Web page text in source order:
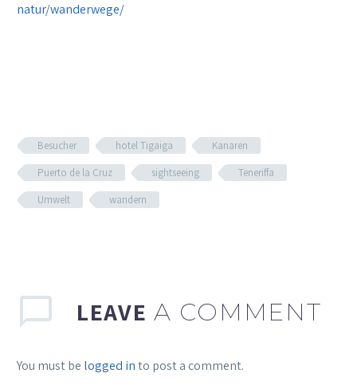
natur/wanderwege/
Besucher hotel Tigaiga
Kanaren
Puerto de la Cruz
sightseeing
Teneriffa
Umwelt
wandern
LEAVE A COMMENT
You must be logged into post a comment.